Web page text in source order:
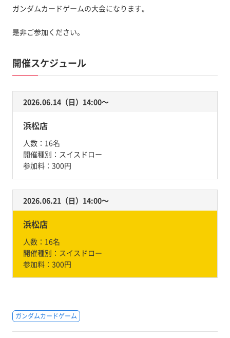
ガンダムカードゲームの大会になります。
是非ご参加ください。
開催スケジュール
2026.06.14（日）14:00〜
浜松店
人数： 16名
開催種別： スイスドロー
参加料： 300円
2026.06.21（日）14:00〜
浜松店
人数： 16名
開催種別： スイスドロー
参加料： 300円
ガンダムカードゲーム